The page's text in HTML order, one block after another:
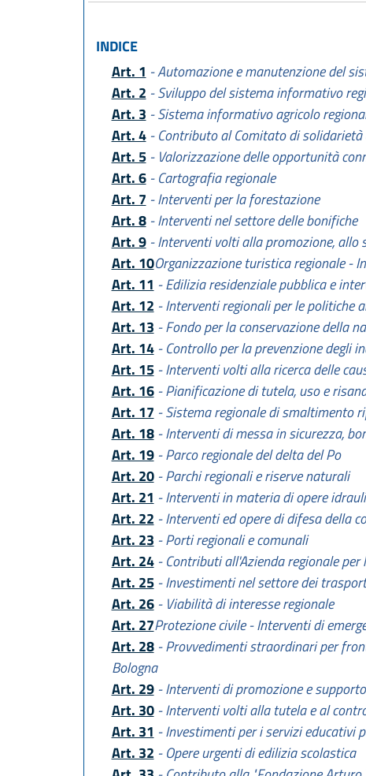
L.R. 27
INDICE
Art. 1 - Automazione e manutenzione del
Art. 2 - Sviluppo del sistema informativo
Art. 3 - Sistema informativo agricolo
Art. 4- Contributo al Comitato di
Art. 5- Valorizzazione delle opportunità
Art. 6- Cartografia regionale
Art. 7 - Interventi per la forestazione
Art. 8- Interventi nel settore delle bonifiche
Art. 9- Interventi volti alla promozione, allo
Art. 10Organizzazione turistica regionale -
Art. 11 - Edilizia residenziale pubblica e
Art. 12 - Interventi regionali per le politiche
Art. 13 - Fondo per la conservazione della
Art. 14- Controllo per la prevenzione degli
Art. 15- Interventi volti alla ricerca delle
Art. 16- Pianificazione di tutela, uso e
Art. 17 - Sistema regionale di smaltimento
Art. 18- Interventi di messa in sicurezza,
Art. 19- Parco regionale del delta del Po
Art. 20- Parchi regionali e riserve naturali
Art. 21 - Interventi in materia di opere
Art. 22 - Interventi ed opere di difesa della
Art. 23 - Porti regionali e comunali
Art. 24- Contributi all'Azienda regionale per
Art. 25- Investimenti nel settore dei
Art. 26- Viabilità di interesse regionale
Art. 27Protezione civile - Interventi di
Art. 28- Provvedimenti straordinari per
Bologna
Art. 29- Interventi di promozione e
Art. 30- Interventi volti alla tutela e al
Art. 31 - Investimenti per i servizi educativi
Art. 32 - Opere urgenti di edilizia scolastica